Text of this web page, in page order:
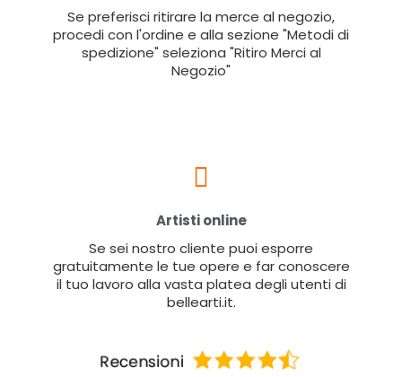
Se preferisci ritirare la merce al negozio,
procedi con l'ordine e alla sezione "Metodi di
spedizione" seleziona "Ritiro Merci al
Negozio"
Artisti online
Se sei nostro cliente puoi esporre
gratuitamente le tue opere e far conoscere
il tuo lavoro alla vasta platea degli utenti di
bellearti.it.